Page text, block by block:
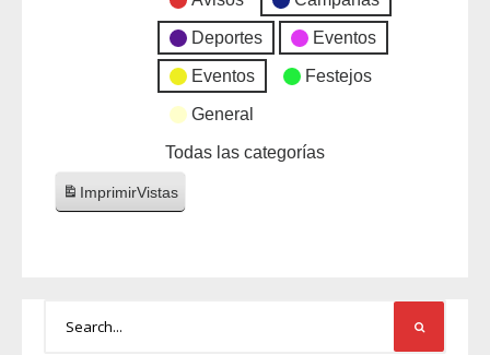
Deportes Eventos
Eventos Festejos
General
Todas las categorías
ImprimirVistas